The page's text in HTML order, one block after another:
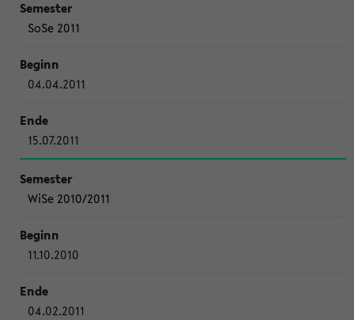
SoSe 2011
04.04.2011
15.07.2011
WiSe 2010/2011
11.10.2010
04.02.2011